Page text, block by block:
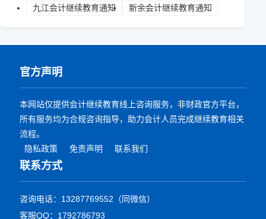
九江会计继续教育通知
新余会计继续教育通知
官方声明
本网站仅提供会计继续教育线上咨询服务，非财政官方平台，
所有服务均为合规咨询指导，助力会计人员完成继续教育相关
流程。
隐私政策
免责声明 联系我们
联系方式
咨询电话：13287769552（同微信）
客服QQ：1792786793